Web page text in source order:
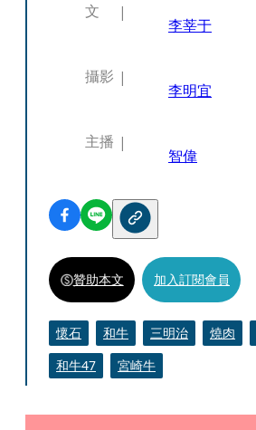
文
李莘于
攝影
李明宜
主播
智偉
贊助本文 加入訂閱會員
懷石 和牛 三明治 燒肉
和牛47
宮崎牛